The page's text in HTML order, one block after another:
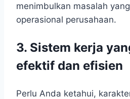
menimbulkan masalah
operasional perusahaan.
3. Sistem kerja
efektif dan efisien
Perlu Anda ketahui,